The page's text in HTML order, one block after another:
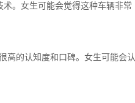
。女生可能会觉得这种车辆非常
高的认知度和口碑。女生可能会认